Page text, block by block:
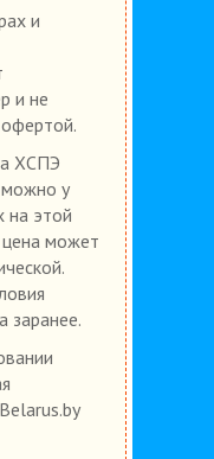
и
и не
ХСПЭ
можно у
на этой
цена может
заранее.